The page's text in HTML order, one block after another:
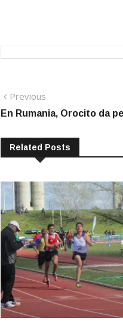
Navegación
de
entradas
Previous
post:
En Rumania, Orocito da
Related Posts